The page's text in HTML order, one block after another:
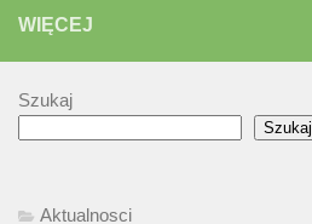
WIĘCEJ
Szukaj
Szukaj
Aktualnosci